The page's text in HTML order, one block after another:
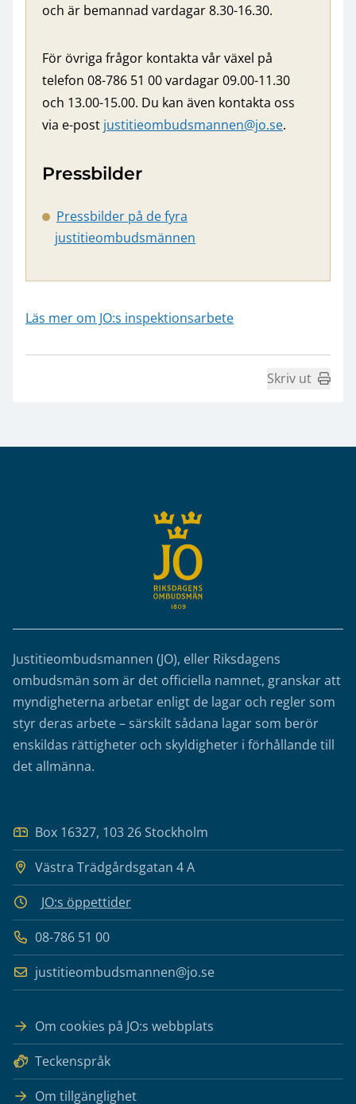
och är bemannad vardagar 8.30-16.30.
För övriga frågor kontakta vår växel på
telefon 08-786 51 00 vardagar 09.00-11.30
och 13.00-15.00. Du kan även kontakta oss
via e-post justitieombudsmannen@jo.se.
Pressbilder
Pressbilder på de fyra
justitieombudsmännen
Läs mer om JO:s inspektionsarbete
Skriv ut
Justitieombudsmannen (JO), eller Riksdagens
ombudsmän som är det officiella namnet, granskar att
myndigheterna arbetar enligt de lagar och regler som
styr deras arbete – särskilt sådana lagar som berör
enskildas rättigheter och skyldigheter i förhållande till
det allmänna.
Box 16327, 103 26 Stockholm
Västra Trädgårdsgatan 4 A
JO:s öppettider
08-786 51 00
justitieombudsmannen@jo.se
Om cookies på JO:s webbplats
Teckenspråk
Om tillgänglighet